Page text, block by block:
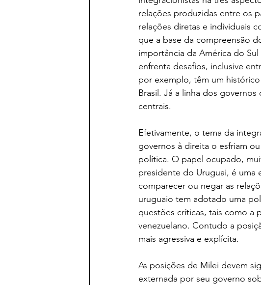
relações produzidas entre os
relações diretas e individuais
que a base da compreensão
importância da América do
enfrenta desafios, inclusive
por exemplo, têm um
Brasil. Já a linha dos
centrais.
Efetivamente, o tema da
governos à direita o esfriam
política. O papel ocupado,
presidente do Uruguai, é uma
comparecer ou negar as
uruguaio tem adotado uma
questões críticas, tais como a
venezuelano. Contudo a
mais agressiva e explícita.
As posições de Milei devem
externada por seu governo